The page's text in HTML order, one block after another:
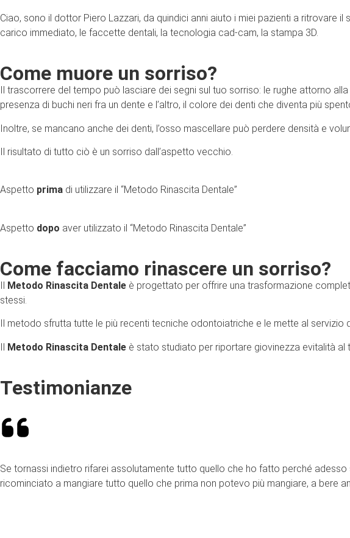
Ciao, sono il dottor Piero Lazzari, da quindici anni aiuto i miei pazienti a
carico immediato, le faccette dentali, la tecnologia cad-cam, la stampa 3D.
Come muore un sorriso?
Il trascorrere del tempo può lasciare dei segni sul tuo sorriso: le rughe attorno
presenza di buchi neri fra un dente e l’altro, il colore dei denti che diventa più
Inoltre, se mancano anche dei denti, l’osso mascellare può perdere densità e
Il risultato di tutto ciò è un sorriso dall’aspetto vecchio.
Aspetto prima di utilizzare il “Metodo Rinascita Dentale”
Aspetto dopo aver utilizzato il “Metodo Rinascita Dentale”
Come facciamo rinascere un sorriso?
Il Metodo Rinascita Dentale è progettato per offrire una trasformazione
stessi.
Il metodo sfrutta tutte le più recenti tecniche odontoiatriche e le mette al
Il Metodo Rinascita Dentale è stato studiato per riportare giovinezza evitalità
Testimonianze
Se tornassi indietro rifarei assolutamente tutto quello che ho fatto perché
ricominciato a mangiare tutto quello che prima non potevo più mangiare, a